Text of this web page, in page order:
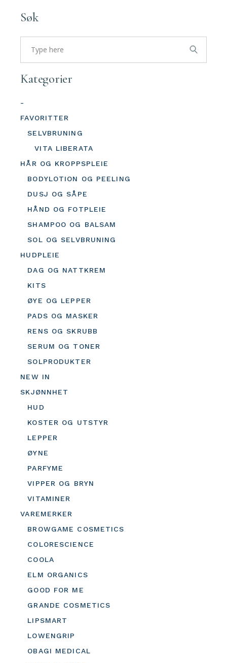
Søk
Search
for:
Kategorier
-
FAVORITTER
SELVBRUNING
VITA LIBERATA
HÅR OG KROPPSPLEIE
BODYLOTION OG PEELING
DUSJ OG SÅPE
HÅND OG FOTPLEIE
SHAMPOO OG BALSAM
SOL OG SELVBRUNING
HUDPLEIE
DAG OG NATTKREM
KITS
ØYE OG LEPPER
PADS OG MASKER
RENS OG SKRUBB
SERUM OG TONER
SOLPRODUKTER
NEW IN
SKJØNNHET
HUD
KOSTER OG UTSTYR
LEPPER
ØYNE
PARFYME
VIPPER OG BRYN
VITAMINER
VAREMERKER
BROWGAME COSMETICS
COLORESCIENCE
COOLA
ELM ORGANICS
GOOD FOR ME
GRANDE COSMETICS
LIPSMART
LOWENGRIP
OBAGI MEDICAL